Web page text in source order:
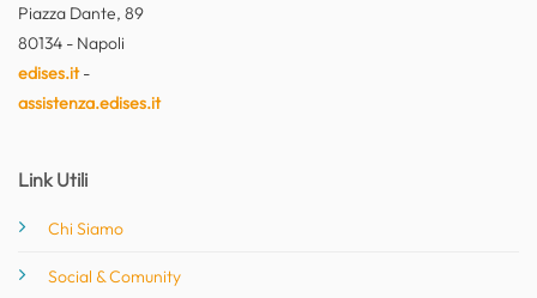
Piazza Dante, 89
80134 - Napoli
edises.it-
assistenza.edises.it
Link Utili
Chi Siamo
Social & Comunity